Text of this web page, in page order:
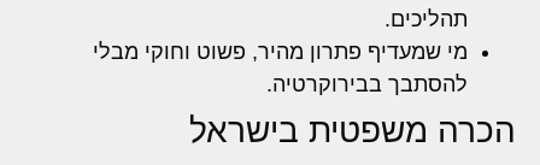
תהליכים.
מי שמעדיף פתרון מהיר, פשוט וחוקי מבלי
להסתבך בבירוקרטיה.
הכרה משפטית בישראל